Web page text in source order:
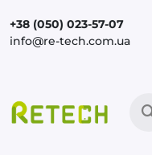
+38 (050) 023-57-07
info@re-tech.com.ua